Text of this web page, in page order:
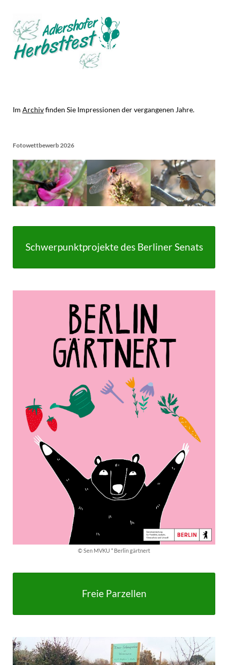
Im Archivfinden Sie Impressionen der vergangenen Jahre.
Fotowettbewerb 2026
Schwerpunktprojekte des Berliner Senats
© Sen MVKU * Berlin gärtnert
Freie Parzellen